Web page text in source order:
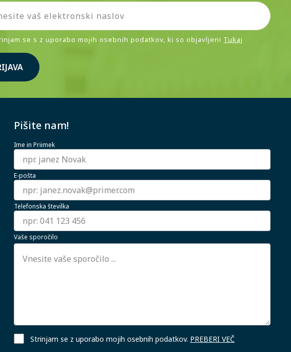
se s z uporabo mojih osebnih podatkov, ki so objavljeni Tukaj
Pišite nam!
Ime in Priimek
E-pošta
Telefonska številka
Vaše sporočilo
Strinjam se z uporabo mojih osebnih podatkov. PREBERI VEČ